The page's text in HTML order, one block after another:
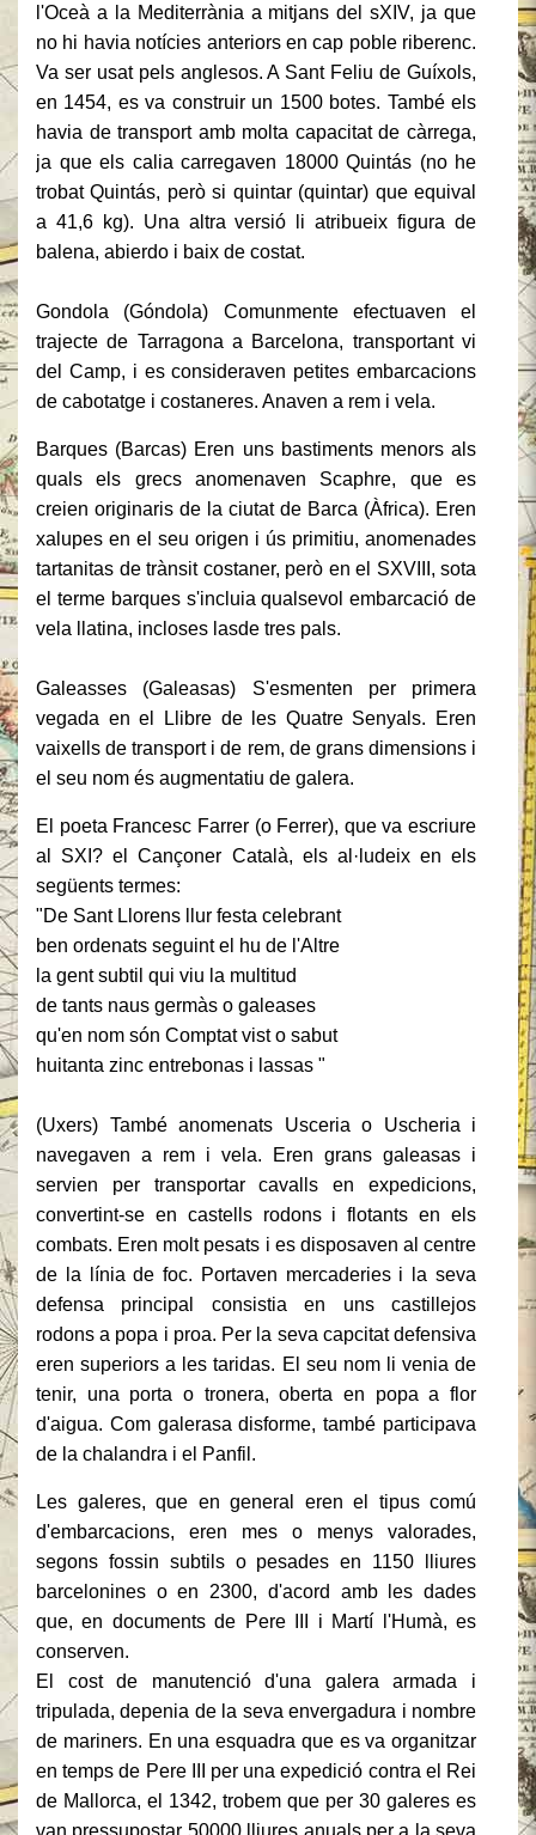
l'Oceà a la Mediterrània a mitjans del sXIV, ja que
no hi havia notícies anteriors en cap poble riberenc.
Va ser usat pels anglesos. A Sant Feliu de Guíxols,
en 1454, es va construir un 1500 botes. També els
havia de transport amb molta capacitat de càrrega,
ja que els calia carregaven 18000 Quintás (no he
trobat Quintás, però si quintar (quintar) que equival
a 41,6 kg). Una altra versió li atribueix figura de
balena, abierdo i baix de costat.
Gondola (Góndola) Comunmente efectuaven el
trajecte de Tarragona a Barcelona, ​​transportant vi
del Camp, i es consideraven petites embarcacions
de cabotatge i costaneres. Anaven a rem i vela.
Barques (Barcas) Eren uns bastiments menors als
quals els grecs anomenaven Scaphre, que es
creien originaris de la ciutat de Barca (Àfrica). Eren
xalupes en el seu origen i ús primitiu, anomenades
tartanitas de trànsit costaner, però en el SXVIII, sota
el terme barques s'incluia qualsevol embarcació de
vela llatina, incloses lasde tres pals.
Galeasses (Galeasas) S'esmenten per primera
vegada en el Llibre de les Quatre Senyals.
Eren
vaixells de transport i de rem, de grans dimensions i
el seu nom és augmentatiu de galera.
El poeta Francesc Farrer (o Ferrer), que va escriure
al SXI? el Cançoner Català, els al·ludeix en els
següents termes:
"De Sant Llorens llur festa celebrant
ben ordenats seguint el hu de l'Altre
la gent subtil qui viu la multitud
de tants naus germàs o galeases
qu'en nom són Comptat vist o sabut
huitanta zinc entrebonas i lassas "
(Uxers) També anomenats Usceria o Uscheria i
navegaven a rem i vela.
Eren grans galeasas i
servien per transportar cavalls en expedicions,
convertint-se en castells rodons i flotants en els
combats. Eren molt pesats i es disposaven al centre
de la línia de foc. Portaven mercaderies i la seva
defensa principal consistia en uns castillejos
rodons a popa i proa. Per la seva capcitat defensiva
eren superiors a les taridas. El seu nom li venia de
tenir, una porta o tronera, oberta en popa a flor
d'aigua. Com galerasa disforme, també participava
de la chalandra i el Panfil.
Les galeres, que en general eren el tipus comú
d'embarcacions, eren mes o menys valorades,
segons fossin subtils o pesades en 1150 lliures
barcelonines o en 2300, d'acord amb les dades
que, en documents de Pere III i Martí l'Humà, es
conserven.
El cost de manutenció d'una galera armada i
tripulada, depenia de la seva envergadura i nombre
de mariners. En una esquadra que es va organitzar
en temps de Pere III per una expedició contra el Rei
de Mallorca, el 1342, trobem que per 30 galeres es
van pressupostar 50000 lliures anuals per a la seva